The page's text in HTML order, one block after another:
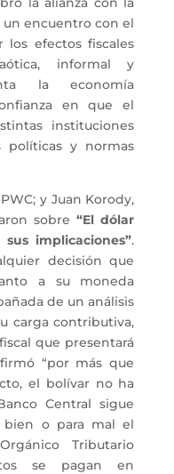
un encuentro con el
los efectos fiscales
informal y
la economía
en que el
instituciones
políticas y normas
y Juan Korody,
sobre“El dólar
implicaciones”.
decisión que
a su moneda
de un análisis
carga contributiva,
que presentará
“por más que
el bolívar no ha
Central sigue
bien o para mal el
Tributario
se pagan en